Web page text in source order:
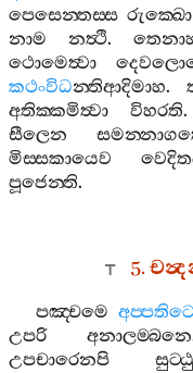
පෙසෙන‍්තස‍්ස රුක‍්ඛො
නාම
නත්‍ථි.
ථොමෙත්‍වා
කථංවිධන‍්තිආදිමාහ.
අතික‍්කමිත්‍වා
විහරති
සීලෙන
මිස‍්සකායෙව
පූජෙන‍්ති.
5.
පඤ‍්චමෙ
උපරි
අනාලම‍්බනෙ
උපචාරෙනපි
සුට‍්ඨු